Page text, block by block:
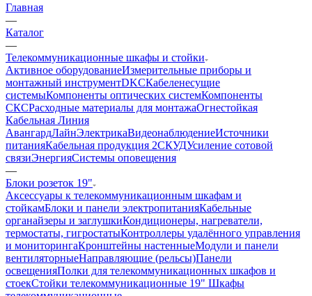
Главная
—
Каталог
—
Телекоммуникационные шкафы и стойки
Активное оборудованиеИзмерительные приборы и
монтажный инструментDKCКабеленесущие
системыКомпоненты оптических системКомпоненты
СКСРасходные материалы для монтажаОгнестойкая
Кабельная Линия
АвангардЛайнЭлектрикаВидеонаблюдениеИсточники
питанияКабельная продукция 2СКУДУсиление сотовой
связиЭнергияСистемы оповещения
—
Блоки розеток 19"
Аксессуары к телекоммуникационным шкафам и
стойкамБлоки и панели электропитанияКабельные
органайзеры и заглушкиКондиционеры, нагреватели,
термостаты, гигростатыКонтроллеры удалённого управления
и мониторингаКронштейны настенныеМодули и панели
вентиляторныеНаправляющие (рельсы)Панели
освещенияПолки для телекоммуникационных шкафов и
стоекСтойки телекоммуникационные 19" Шкафы